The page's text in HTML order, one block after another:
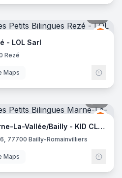
LES
- LOL Sarl
Rezé
Maps
LES
Les Petits Bilingues Marne-La-Vallée/Bailly - KID CLASS
77700 Bailly-Romainvilliers
Maps